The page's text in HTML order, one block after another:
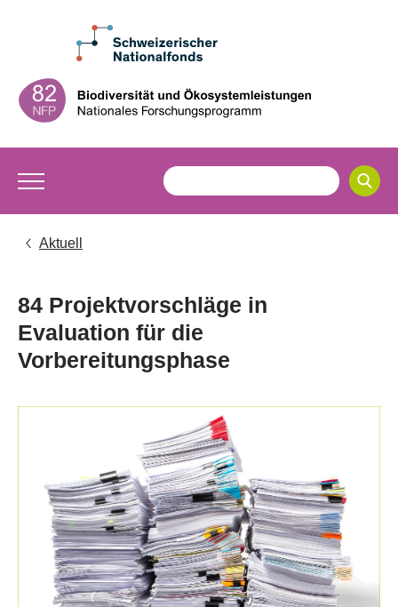
Aktuell
84 Projektvorschläge in
Evaluation für die
Vorbereitungsphase